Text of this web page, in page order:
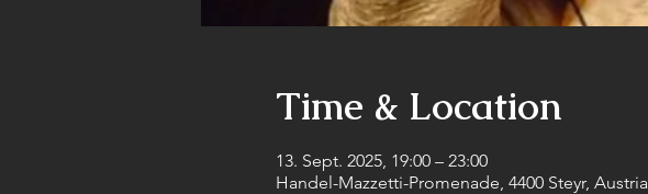
Time & Location
13. Sept. 2025, 19:00 – 23:00
Handel-Mazzetti-Promenade, 4400 Steyr, Austria